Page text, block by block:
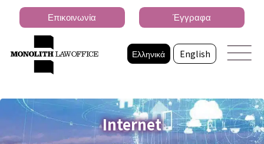
Ελληνικά English
Επικοινωνία Έγγραφα
Internet